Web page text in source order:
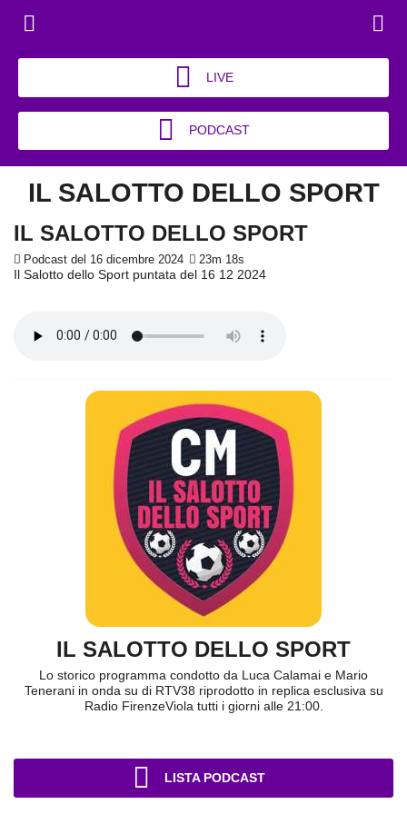
LIVE
PODCAST
IL SALOTTO DELLO SPORT
IL SALOTTO DELLO SPORT
Podcast del 16 dicembre 2024 23m 18s
Il Salotto dello Sport puntata del 16 12 2024
IL SALOTTO DELLO SPORT
Lo storico programma condotto da Luca Calamai e Mario
Tenerani in onda su di RTV38 riprodotto in replica esclusiva su
Radio FirenzeViola tutti i giorni alle 21:00.
LISTA PODCAST